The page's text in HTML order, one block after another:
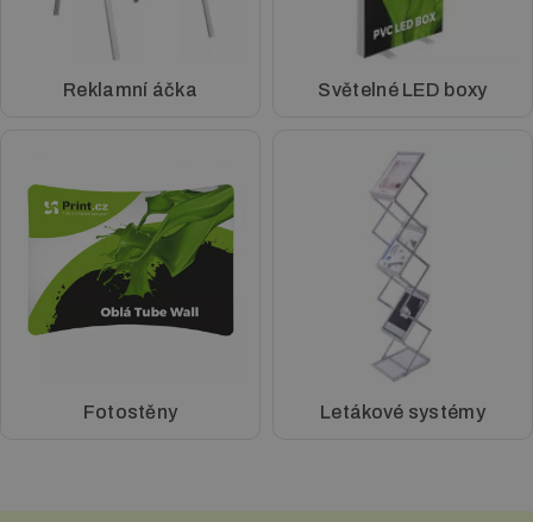
Reklamní cedule a poutače
Půjčování TV na eventy
Půjčování LED roll up na eventy
Polepy aut
Reklamní áčka Světelné LED boxy
Fotostěny Letákové systémy